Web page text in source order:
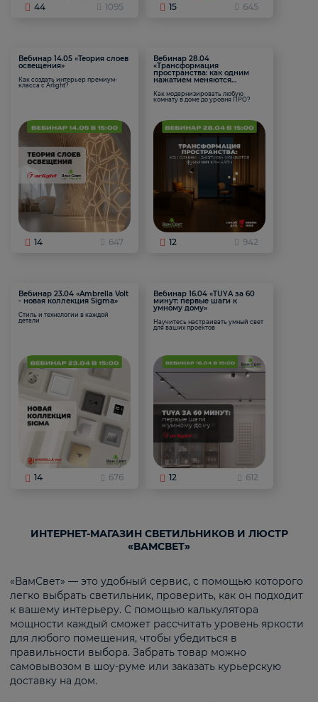
44 1095 15 645
Вебинар 14.05 «Теория слоев
освещения»
Как создать интерьер премиум-
класса с Arlight?
14 647
Вебинар 28.04
«Трансформация
пространства: как одним
нажатием меняются
Как модернизировать любую
комнату в доме до уровня ПРО?
12 942
Вебинар 23.04 «Ambrella Volt
- новая коллекция Sigma»
Стиль и технологии в каждой
детали
14 676
Вебинар 16.04 «TUYA за 60
минут: первые шаги к
умному дому»
Научитесь настраивать умный свет
для ваших проектов
12 612
ИНТЕРНЕТ-МАГАЗИН СВЕТИЛЬНИКОВ И ЛЮСТР
«ВАМСВЕТ»
«ВамСвет» — это удобный сервис, с помощью которого
легко выбрать светильник, проверить, как он подходит
к вашему интерьеру. С помощью калькулятора
мощности каждый сможет рассчитать уровень яркости
для любого помещения, чтобы убедиться в
правильности выбора. Забрать товар можно
самовывозом в шоу-руме или заказать курьерскую
доставку на дом.